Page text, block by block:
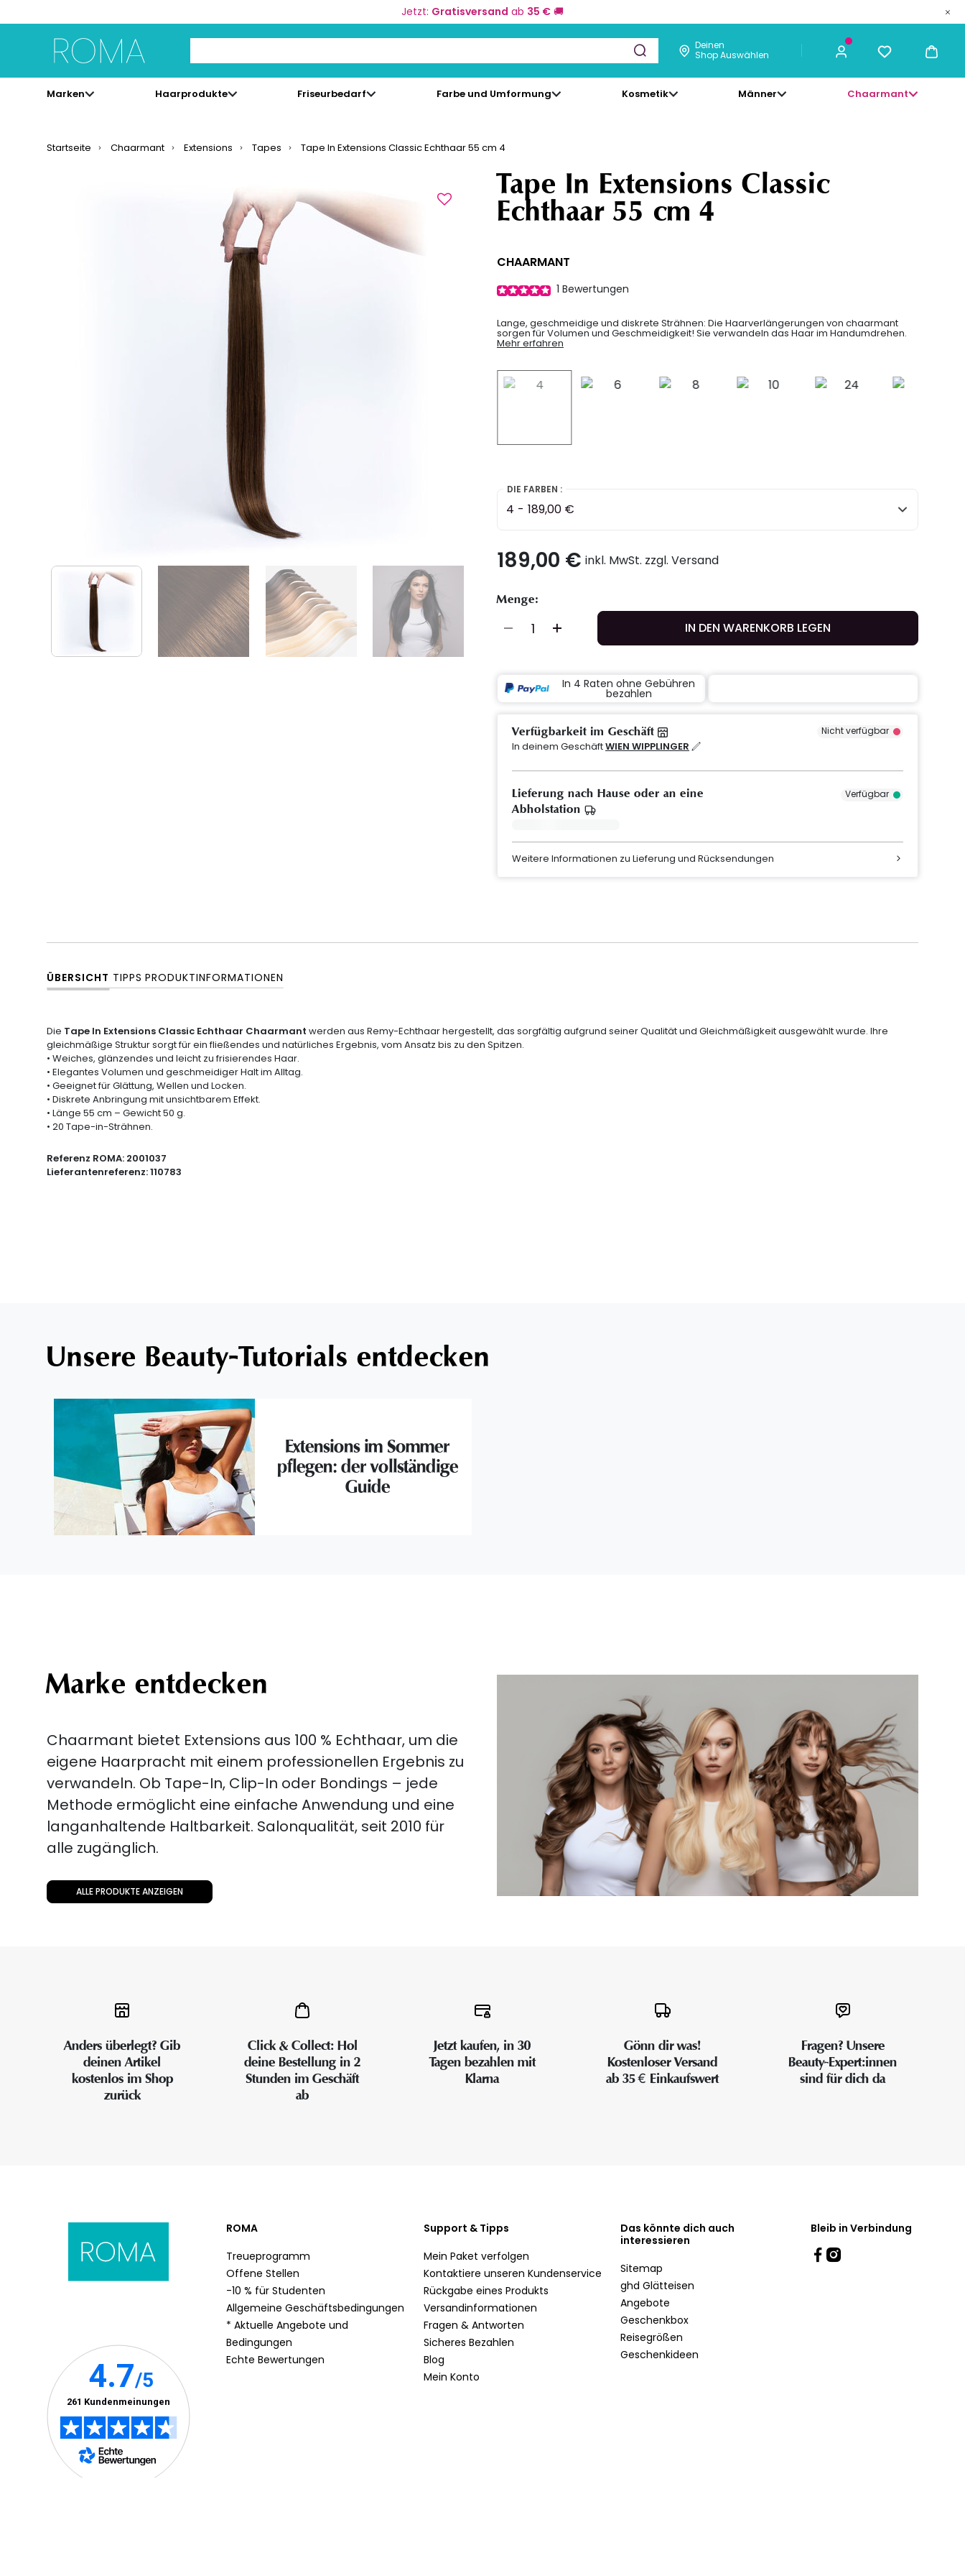
Jetzt: Gratisversand ab 35 € 🚚
Deinen
Shop Auswählen
Marken Haarprodukte Friseurbedarf Farbe und Umformung Kosmetik Männer Chaarmant
189,00 €ICH KAUFE
Startseite Chaarmant Extensions Tapes Tape In Extensions Classic Echthaar 55 cm 4
Tape In Extensions Classic
Echthaar 55 cm 4
CHAARMANT
1 Bewertungen
Lange, geschmeidige und diskrete Strähnen: Die Haarverlängerungen von chaarmant
sorgen für Volumen und Geschmeidigkeit! Sie verwandeln das Haar im Handumdrehen.
Mehr erfahren
selected
DIE FARBEN :
4 - 189,00 €
189,00 € inkl. MwSt. zzgl. Versand
Menge:
IN DEN WARENKORB LEGEN
In 4 Raten ohne Gebühren
bezahlen
Verfügbarkeit im Geschäft Nicht verfügbar
In deinem GeschäftWIEN WIPPLINGER
Lieferung nach Hause oder an eine
Abholstation
Verfügbar
Weitere Informationen zu Lieferung und Rücksendungen
ÜBERSICHT TIPPS PRODUKTINFORMATIONEN
Die Tape In Extensions Classic Echthaar Chaarmant werden aus Remy-Echthaar hergestellt, das sorgfältig aufgrund seiner Qualität und Gleichmäßigkeit ausgewählt wurde. Ihre
gleichmäßige Struktur sorgt für ein fließendes und natürliches Ergebnis, vom Ansatz bis zu den Spitzen.
• Weiches, glänzendes und leicht zu frisierendes Haar.
• Elegantes Volumen und geschmeidiger Halt im Alltag.
• Geeignet für Glättung, Wellen und Locken.
• Diskrete Anbringung mit unsichtbarem Effekt.
• Länge 55 cm – Gewicht 50 g.
• 20 Tape-in-Strähnen.
Referenz ROMA: 2001037
Lieferantenreferenz:110783
Unsere Beauty-Tutorials entdecken
Extensions im Sommer
pflegen: der vollständige
Guide
Marke entdecken
Chaarmant bietet Extensions aus 100 % Echthaar, um die
eigene Haarpracht mit einem professionellen Ergebnis zu
verwandeln. Ob Tape-In, Clip-In oder Bondings – jede
Methode ermöglicht eine einfache Anwendung und eine
langanhaltende Haltbarkeit. Salonqualität, seit 2010 für
alle zugänglich.
ALLE PRODUKTE ANZEIGEN
Anders überlegt? Gib
deinen Artikel
kostenlos im Shop
zurück
Click & Collect: Hol
deine Bestellung in 2
Stunden im Geschäft
ab
Jetzt kaufen, in 30
Tagen bezahlen mit
Klarna
Gönn dir was!
Kostenloser Versand
ab 35 € Einkaufswert
Fragen? Unsere
Beauty-Expert:innen
sind für dich da
ROMA
Treueprogramm
Offene Stellen
-10 % für Studenten
Allgemeine Geschäftsbedingungen
* Aktuelle Angebote und
Bedingungen
Echte Bewertungen
Support & Tipps
Mein Paket verfolgen
Kontaktiere unseren Kundenservice
Rückgabe eines Produkts
Versandinformationen
Fragen & Antworten
Sicheres Bezahlen
Blog
Mein Konto
Das könnte dich auch
interessieren
Sitemap
ghd Glätteisen
Angebote
Geschenkbox
Reisegrößen
Geschenkideen
Bleib in Verbindung